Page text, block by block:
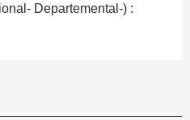
Departemental-) :